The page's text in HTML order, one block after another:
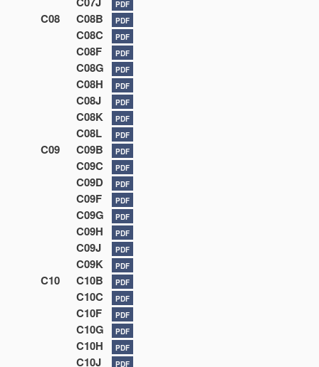
PDF
C08 C08B PDF
C08C PDF
C08F PDF
C08G PDF
C08H PDF
C08J PDF
C08K PDF
C08L PDF
C09 C09B PDF
C09C PDF
C09D PDF
C09F PDF
C09G PDF
C09H PDF
C09J PDF
C09K PDF
C10 C10B PDF
C10C PDF
C10F PDF
C10G PDF
C10H PDF
C10J PDF